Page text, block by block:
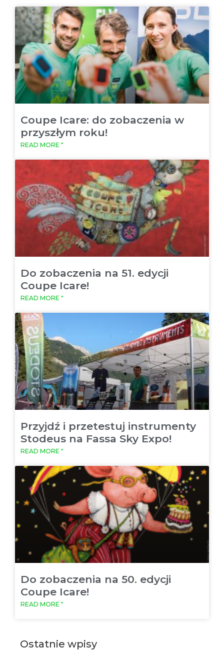
Coupe Icare: do zobaczenia w
przyszłym roku!
READ MORE "
Do zobaczenia na 51. edycji
Coupe Icare!
READ MORE "
Przyjdź i przetestuj instrumenty
Stodeus na Fassa Sky Expo!
READ MORE "
Do zobaczenia na 50. edycji
Coupe Icare!
READ MORE "
Ostatnie wpisy